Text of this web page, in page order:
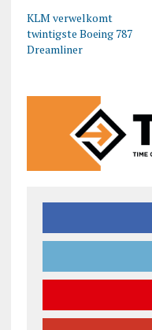
KLM verwelkomt
twintigste Boeing 787
Dreamliner